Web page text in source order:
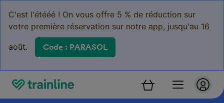
C'est l'étééé ! On vous offre 5 % de réduction sur
votre première réservation sur notre app, jusqu'au 16
août. Code : PARASOL